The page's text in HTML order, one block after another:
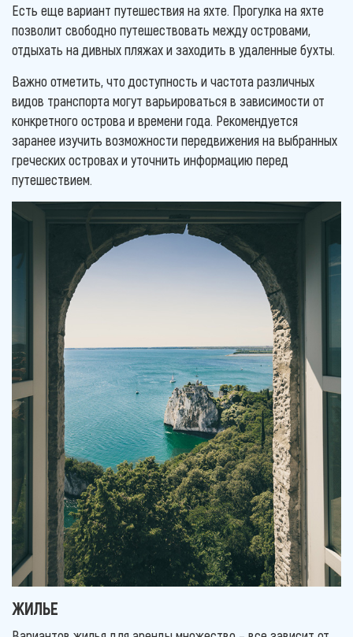
Есть еще вариант путешествия на яхте. Прогулка на яхте
позволит свободно путешествовать между островами,
отдыхать на дивных пляжах и заходить в удаленные бухты.
Важно отметить, что доступность и частота различных
видов транспорта могут варьироваться в зависимости от
конкретного острова и времени года. Рекомендуется
заранее изучить возможности передвижения на выбранных
греческих островах и уточнить информацию перед
путешествием.
ЖИЛЬЕ